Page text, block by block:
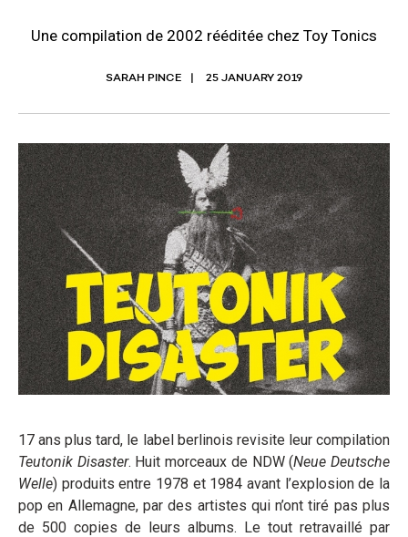
Une compilation de 2002 rééditée chez Toy Tonics
SARAH PINCE 25 JANUARY 2019
17 ans plus tard, le label berlinois revisite leur compilation
Teutonik Disaster. Huit morceaux de NDW (Neue Deutsche
Welle) produits entre 1978 et 1984 avant l’explosion de la
pop en Allemagne, par des artistes qui n’ont tiré pas plus
de 500 copies de leurs albums. Le tout retravaillé par